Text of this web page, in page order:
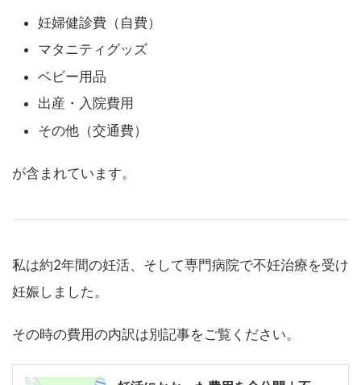
妊婦健診費（自費）
マタニティグッズ
ベビー用品
出産・入院費用
その他（交通費）
が含まれています。
私は約2年間の妊活、そして専門病院で不妊治療を受け
妊娠しました。
その時の費用の内訳は別記事をご覧ください。